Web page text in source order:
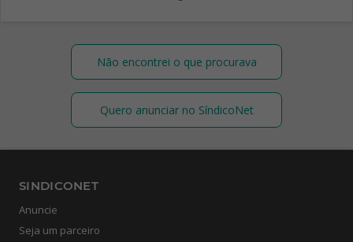
Não encontrei o que procurava
Quero anunciar no SíndicoNet
SINDICONET
Anuncie
Seja um parceiro